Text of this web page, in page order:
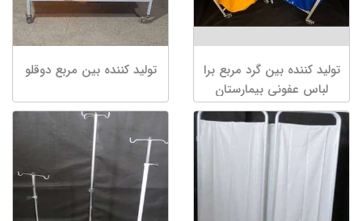
تولید کننده بین گرد مربع برا
لباس عفونی بیمارستان
تولید کننده بین مربع دوقلو